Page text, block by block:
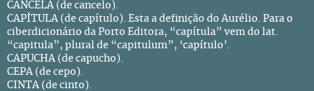
CANCELA (de cancelo).
CAPÍTULA (de capítulo). Esta a definição do Aurélio. Para o
ciberdicionário da Porto Editora, “capítula” vem do lat.
“capitula”, plural de “capitulum”, ‘capítulo’.
CAPUCHA (de capucho).
CEPA (de cepo).
CINTA (de cinto).